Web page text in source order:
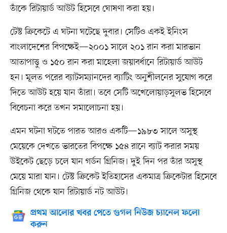
তাঁকে রিটায়ার্ড আউট হিসেবে ঘোষণা করা হয়।
টেস্ট ক্রিকেটে এ ঘটনা ঘটেছে দুবার। সেটিও একই ইনিংস
বাংলাদেশের বিপক্ষেই—২০০১ সালে ২০১ রান করা মারভান
আতাপাত্তু ও ১৫০ রান করা মাহেলা জয়াবর্ধানে রিটায়ার্ড আউট
হন। মূলত পরের ব্যাটসম্যানদের ব্যাটিং অনুশীলনের সুযোগ করে
দিতে আউট হয়ে যান তাঁরা। তবে সেটি অখেলোয়াড়সুলভ হিসেবে
বিবেচনা করে তখন সমালোচনা হয়।
এমন ঘটনা ঘটতে পারত আরও একটি—১৯৮৩ সালে অসুস্থ
মেয়েকে দেখতে ভারতের বিপক্ষে ১৫৪ রানে ব্যাট করার সময়
উইকেট ছেড়ে চলে যান গর্ডন গ্রিনিজ। দুই দিন পর তাঁর অসুস্থ
মেয়ে মারা যান। টেস্ট ক্রিকেট ইতিহাসের একমাত্র ক্রিকেটার হিসেবে
গ্রিনিজ থেকে যান রিটায়ার্ড নট আউট।
প্রথম আলোর খবর পেতে গুগল নিউজ চ্যানেল ফলো
করুন